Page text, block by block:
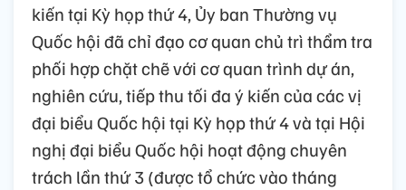
kiến tại Kỳ họp thứ 4, Ủy ban Thường vụ
Quốc hội đã chỉ đạo cơ quan chủ trì thẩm tra
phối hợp chặt chẽ với cơ quan trình dự án,
nghiên cứu, tiếp thu tối đa ý kiến của các vị
đại biểu Quốc hội tại Kỳ họp thứ 4 và tại Hội
nghị đại biểu Quốc hội hoạt động chuyên
trách lần thứ 3 (được tổ chức vào tháng